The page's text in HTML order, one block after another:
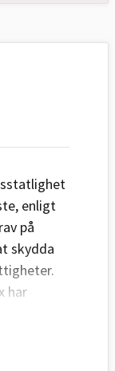
enligt
på
skydda
har
EU-